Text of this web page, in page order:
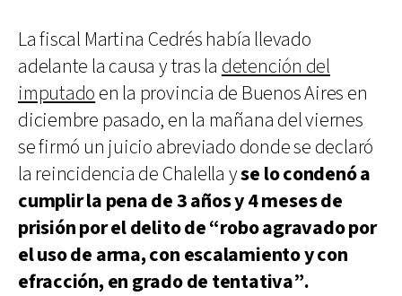
La fiscal Martina Cedrés había llevado
adelante la causa y tras la detención del
imputado en la provincia de Buenos Aires en
diciembre pasado, en la mañana del viernes
se firmó un juicio abreviado donde se declaró
la reincidencia de Chalella yse lo condenó a
cumplir la pena de 3 años y 4 meses de
prisión por el delito de “robo agravado por
el uso de arma, con escalamiento y con
efracción, en grado de tentativa”.